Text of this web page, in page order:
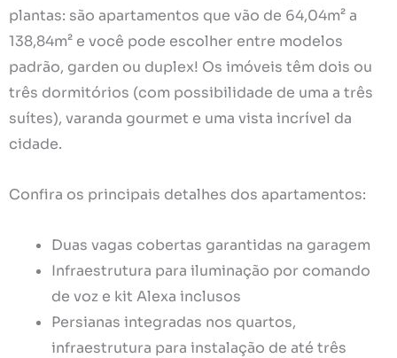
plantas: são apartamentos que vão de 64,04m² a
138,84m² e você pode escolher entre modelos
padrão, garden ou duplex! Os imóveis têm dois ou
três dormitórios (com possibilidade de uma a três
suítes), varanda gourmet e uma vista incrível da
cidade.
Confira os principais detalhes dos apartamentos:
Duas vagas cobertas garantidas na garagem
Infraestrutura para iluminação por comando
de voz e kit Alexa inclusos
Persianas integradas nos quartos,
infraestrutura para instalação de até três